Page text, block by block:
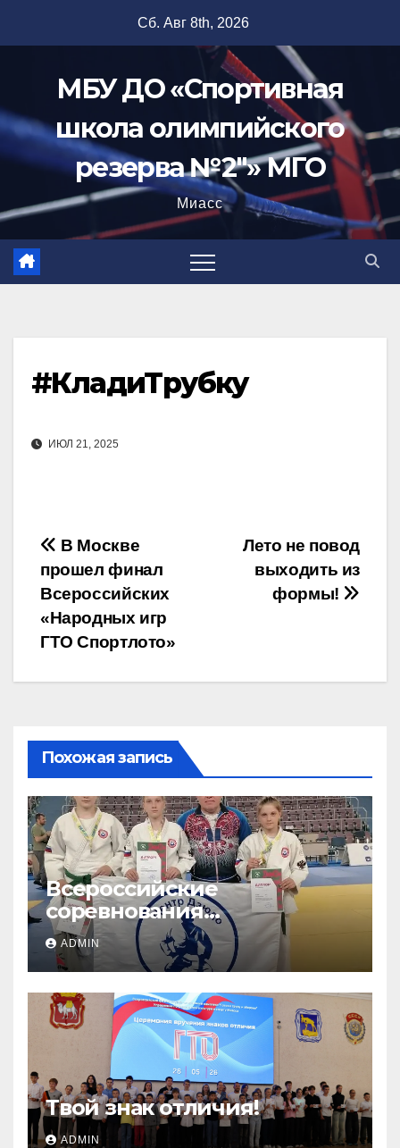
Сб. Авг 8th, 2026
МБУ ДО «Спортивная
школа олимпийского
резерва №2"» МГО
Миасс
#КладиТрубку
ИЮЛ 21, 2025
Навигация
по
записям
Лето не повод
выходить из
формы!
В Москве
прошел финал
Всероссийских
«Народных игр
ГТО Спортлото»
Похожая запись
Всероссийские
соревнования
«ЛОКОДЗЮДО»!
ADMIN
Твой знак отличия!
ADMIN